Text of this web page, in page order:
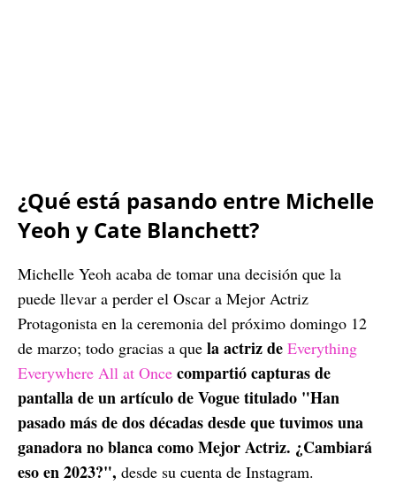
¿Qué está pasando entre Michelle
Yeoh y Cate Blanchett?
Michelle Yeoh acaba de tomar una decisión que la
puede llevar a perder el Oscar a Mejor Actriz
Protagonista en la ceremonia del próximo domingo 12
de marzo; todo gracias a que la actriz de Everything
Everywhere All at Once compartió capturas de
pantalla de un artículo de Vogue titulado "Han
pasado más de dos décadas desde que tuvimos una
ganadora no blanca como Mejor Actriz. ¿Cambiará
eso en 2023?", desde su cuenta de Instagram.